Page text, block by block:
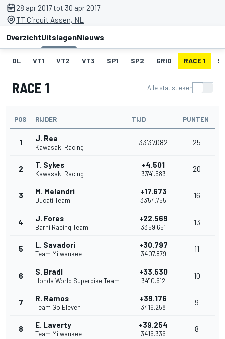
28 apr 2017 tot 30 apr 2017
TT Circuit Assen, NL
OverzichtUitslagenNieuws
DL VT1 VT2 VT3 SP1 SP2 GRID RACE 1
RACE 1 Alle statistieken
POS RIJDER TIJD PUNTEN
1 J. Rea
Kawasaki Racing
33'37.082 25
2 T. Sykes
Kawasaki Racing
+4.501
33'41.583
20
3 M. Melandri
Ducati Team
+17.673
33'54.755
16
4 J. Fores
Barni Racing Team
+22.569
33'59.651
13
5 L. Savadori
Team Milwaukee
+30.797
34'07.879
11
6 S. Bradl
Honda World Superbike Team
+33.530
34'10.612
10
7 R. Ramos
Team Go Eleven
+39.176
34'16.258
9
8 E. Laverty
Team Milwaukee
+39.254
34'16.336
8